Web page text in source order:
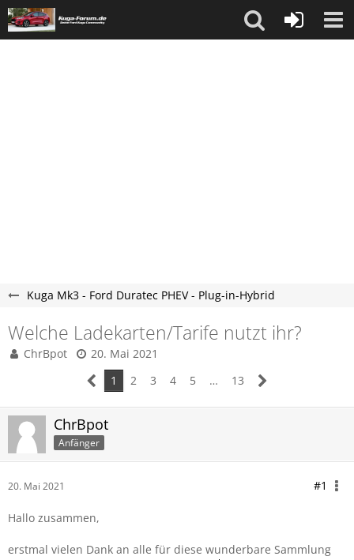
Kuga Mk3 - Ford Duratec PHEV - Plug-in-Hybrid
Welche Ladekarten/Tarife nutzt ihr?
ChrBpot
20. Mai 2021
1
2 3 4 5 … 13
ChrBpot
Anfänger
20. Mai 2021 #1
Hallo zusammen,
erstmal vielen Dank an alle für diese wunderbare Sammlung